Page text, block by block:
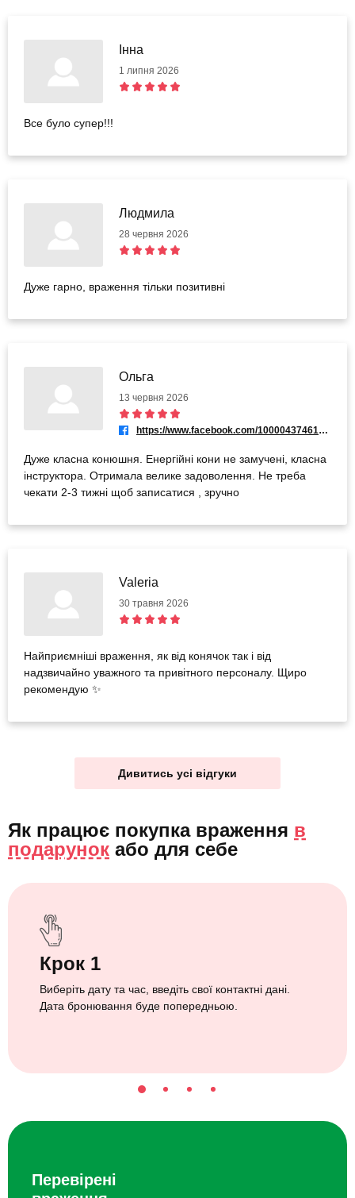
Інна
1 липня 2026
Все було супер!!!
Людмила
28 червня 2026
Дуже гарно, враження тільки позитивні
Ольга
13 червня 2026
https://www.facebook.com/100004374614459
Дуже класна конюшня. Енергійні кони не замучені, класна
інструктора. Отримала велике задоволення. Не треба
чекати 2-3 тижні щоб записатися , зручно
Valeria
30 травня 2026
Найприємніші враження, як від конячок так і від
надзвичайно уважного та привітного персоналу. Щиро
рекомендую ✨
Дивитись усі відгуки
Як працює покупка враження в
подарунок або для себе
Крок 1
Виберіть дату та час, введіть свої контактні дані.
Дата бронювання буде попередньою.
Перевірені